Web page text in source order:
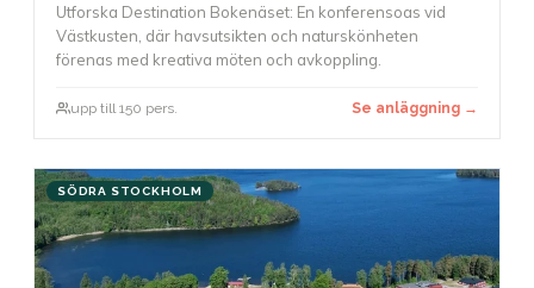
Utforska Destination Bokenäset: En konferensoas vid
Västkusten, där havsutsikten och naturskönheten
förenas med kreativa möten och avkoppling.
upp till 150 pers. Se anläggning →
SÖDRA STOCKHOLM